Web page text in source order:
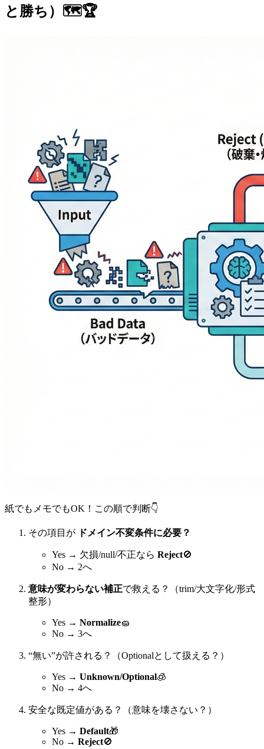
と勝ち）🗺️🏆
紙でもメモでもOK！この順で判断👇
その項目が ドメイン不変条件に必要？
Yes → 欠損/null/不正なら Reject🚫
No → 2へ
意味が変わらない補正で救える？（trim/大文字化/形式
整形）
Yes → Normalize🧽
No → 3へ
“無い”が許される？（Optionalとして扱える？）
Yes → Unknown/Optional🧊
No → 4へ
安全な既定値がある？（意味を壊さない？）
Yes → Default🎁
No → Reject🚫